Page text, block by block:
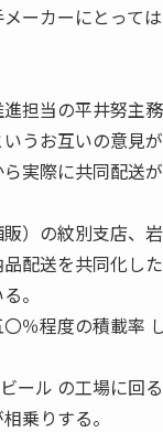
ーカーにとって
担当の平井努主
うお互いの意見が
実際に共同配送が
）の紋別支店、
配送を共同化した
。
％程度の積載率
ール の工場に回る
乗りする。